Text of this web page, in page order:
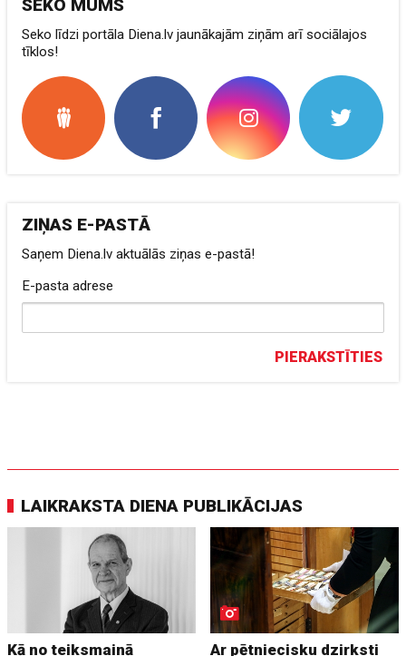
SEKO MUMS
Seko līdzi portāla Diena.lv jaunākajām ziņām arī sociālajos
tīklos!
ZIŅAS E-PASTĀ
Saņem Diena.lv aktuālās ziņas e-pastā!
E-pasta adrese
PIERAKSTĪTIES
LAIKRAKSTA DIENA PUBLIKĀCIJAS
Kā no teiksmainā
Ar pētniecisku dzirksti